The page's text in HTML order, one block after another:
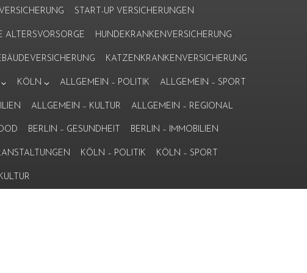
START-UP VERSICHERUNGEN
ALTERSVORSORGE HUNDEKRANKENVERSICHERUNG
KATZENKRANKENVERSICHERUNG
KÖLN ALLGEMEIN – POLITIK ALLGEMEIN – SPORT
ALLGEMEIN – KULTUR ALLGEMEIN – REGIONAL
BERLIN – GESUNDHEIT BERLIN – IMMOBILIEN
KÖLN – POLITIK KÖLN – SPORT